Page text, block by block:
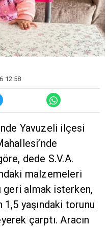
12:58
Yavuzeli ilçesi
dede S.V.A.
malzemeleri
geri almak isterken,
1,5 yaşındaki torunu
çarptı. Aracın